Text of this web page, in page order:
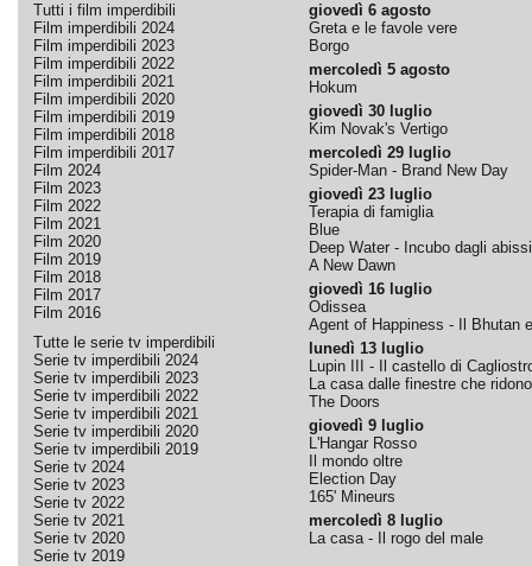
Tutti i film imperdibili
Film imperdibili 2024
Film imperdibili 2023
Film imperdibili 2022
Film imperdibili 2021
Film imperdibili 2020
Film imperdibili 2019
Film imperdibili 2018
Film imperdibili 2017
Film 2024
Film 2023
Film 2022
Film 2021
Film 2020
Film 2019
Film 2018
Film 2017
Film 2016
Tutte le serie tv imperdibili
Serie tv imperdibili 2024
Serie tv imperdibili 2023
Serie tv imperdibili 2022
Serie tv imperdibili 2021
Serie tv imperdibili 2020
Serie tv imperdibili 2019
Serie tv 2024
Serie tv 2023
Serie tv 2022
Serie tv 2021
Serie tv 2020
Serie tv 2019
giovedì 6 agosto
Greta e le favole vere
Borgo
mercoledì 5 agosto
Hokum
giovedì 30 luglio
Kim Novak's Vertigo
mercoledì 29 luglio
Spider-Man - Brand New Day
giovedì 23 luglio
Terapia di famiglia
Blue
Deep Water - Incubo dagli abissi
A New Dawn
giovedì 16 luglio
Odissea
Agent of Happiness - Il Bhutan
lunedì 13 luglio
Lupin III - Il castello di
La casa dalle finestre che ridono
The Doors
giovedì 9 luglio
L'Hangar Rosso
Il mondo oltre
Election Day
165' Mineurs
mercoledì 8 luglio
La casa - Il rogo del male